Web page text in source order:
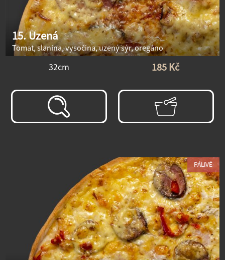
15. Uzená
Tomat, slanina, vysočina, uzený sýr, oregáno
32cm 185 Kč
PÁLIVÉ